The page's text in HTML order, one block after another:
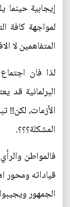
إيجابية حينما
لمواجهة كافة
المتفاهمين لا
لذا فان
البرلمانية قد
الأزمات، لكن!!!
المشكلة؟؟؟.
فالمواطن
قياداته ومحور
الجمهور